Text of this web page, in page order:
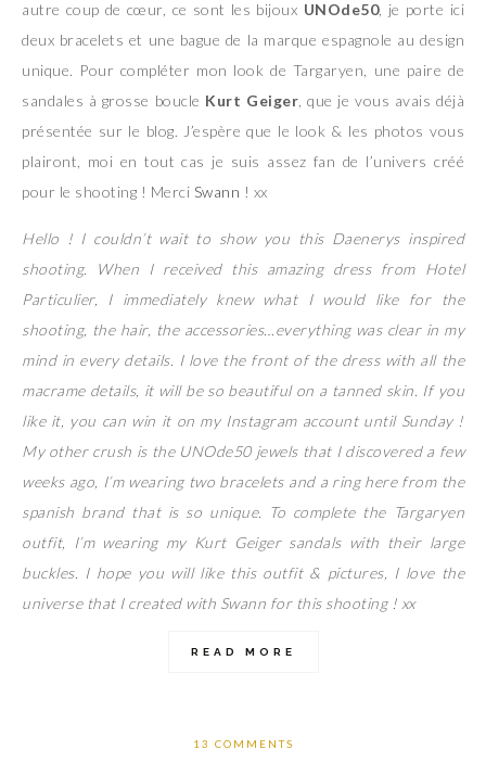
autre coup de cœur, ce sont les bijoux UNOde50, je porte ici
deux bracelets et une bague de la marque espagnole au design
unique. Pour compléter mon look de Targaryen, une paire de
sandales à grosse boucle Kurt Geiger , que je vous avais déjà
présentée sur le blog. J’espère que le look & les photos vous
plairont, moi en tout cas je suis assez fan de l’univers créé
pour le shooting ! Merci Swann ! xx
Hello ! I couldn’t wait to show you this Daenerys inspired
shooting. When I received this amazing dress from Hotel
Particulier, I immediately knew what I would like for the
shooting, the hair, the accessories…everything was clear in my
mind in every details. I love the front of the dress with all the
macrame details, it will be so beautiful on a tanned skin. If you
like it, you can win it on my Instagram account until Sunday !
My other crush is the UNOde50 jewels that I discovered a few
weeks ago, I’m wearing two bracelets and a ring here from the
spanish brand that is so unique. To complete the Targaryen
outfit, I’m wearing my Kurt Geiger sandals with their large
buckles. I hope you will like this outfit & pictures, I love the
universe that I created with Swann for this shooting ! xx
READ MORE
13 COMMENTS